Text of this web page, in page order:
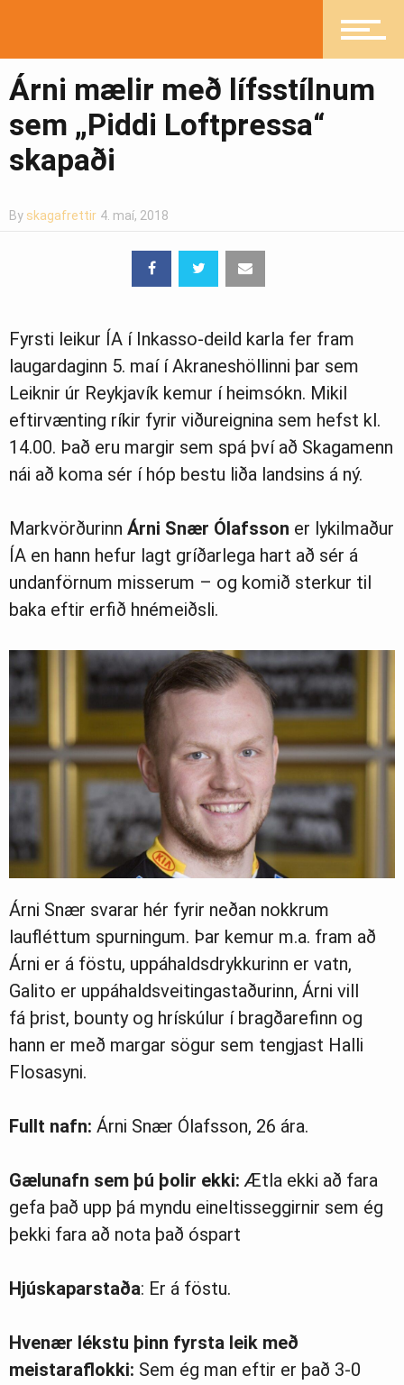
Árni mælir með lífsstílnum
sem „Piddi Loftpressa“
skapaði
By skagafrettir 4. maí, 2018
Fyrsti leikur ÍA í Inkasso-deild karla fer fram
laugardaginn 5. maí í Akraneshöllinni þar sem
Leiknir úr Reykjavík kemur í heimsókn. Mikil
eftirvænting ríkir fyrir viðureignina sem hefst kl.
14.00. Það eru margir sem spá því að Skagamenn
nái að koma sér í hóp bestu liða landsins á ný.
Markvörðurinn Árni Snær Ólafsson er lykilmaður
ÍA en hann hefur lagt gríðarlega hart að sér á
undanförnum misserum – og komið sterkur til
baka eftir erfið hnémeiðsli.
Árni Snær svarar hér fyrir neðan nokkrum
laufléttum spurningum. Þar kemur m.a. fram að
Árni er á föstu, uppáhaldsdrykkurinn er vatn,
Galito er uppáhaldsveitingastaðurinn, Árni vill
fá þrist, bounty og hrískúlur í bragðarefinn og
hann er með margar sögur sem tengjast Halli
Flosasyni.
Fullt nafn: Árni Snær Ólafsson, 26 ára.
Gælunafn sem þú þolir ekki:Ætla ekki að fara
gefa það upp þá myndu eineltisseggirnir sem ég
þekki fara að nota það óspart
Hjúskaparstaða: Er á föstu.
Hvenær lékstu þinn fyrsta leik með
meistaraflokki: Sem ég man eftir er það 3-0